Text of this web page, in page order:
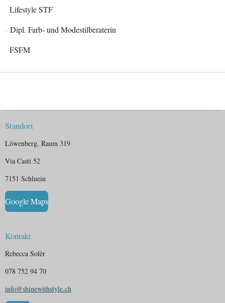
Lifestyle STF
- Dipl. Farb- und Modestilberaterin
FSFM
Standort
Löwenberg, Raum 319
Via Casti 52
7151 Schluein
Google Maps
Kontakt
Rebecca Solèr
078 752 94 70
info@shinewithstyle.ch